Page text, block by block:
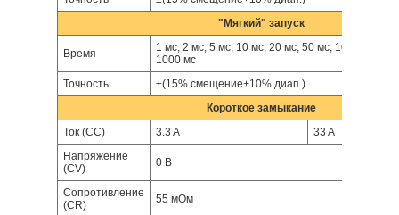
"Мягкий" запуск
Время
1 мс; 2 мс; 5 мс; 10 мс; 20 мс; 50 мс; 100 мс; 200
1000 мс
Точность
±(15% смещение+10% диап.)
Короткое замыкание
Ток (CC)
3.3 A
33 A
Напряжение
(CV)
0 В
Сопротивление
(CR)
55 мОм